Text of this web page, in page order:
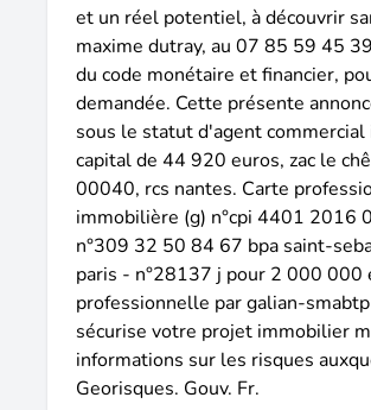
et un réel potentiel, à découvrir
maxime dutray, au 07 85 59 45
du code monétaire et financier,
demandée. Cette présente
sous le statut d'agent
capital de 44 920 euros, zac le
00040, rcs nantes. Carte
immobilière (g) n°cpi 4401 2016
n°309 32 50 84 67 bpa saint-
paris - n°28137 j pour 2 000 000
professionnelle par galian-
sécurise votre projet immobilier
informations sur les risques
Georisques. Gouv. Fr.